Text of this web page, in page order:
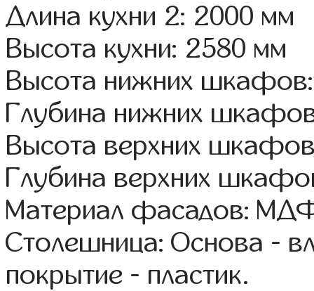
Длина кухни 2: 2000 мм
Высота кухни: 2580 мм
Высота нижних
Глубина нижних
Высота верхних
Глубина верхних
Материал фасадов:
Столешница: Основа -
покрытие - пластик.